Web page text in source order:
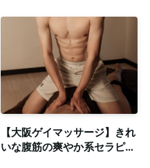
潔感ある個室も完備
【大阪ゲイマッサージ】きれ
いな腹筋の爽やか系セラピス